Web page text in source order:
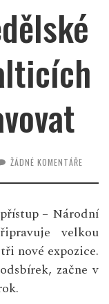
ŽÁDNÉ KOMENTÁŘE
– Národní
velkou
nové expozice.
začne v